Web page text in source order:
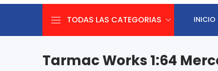
TODAS LAS CATEGORIAS INICIO
Tarmac Works 1:64